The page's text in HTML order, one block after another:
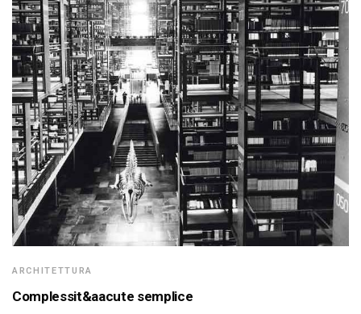
ARCHITETTURA
Complessit&aacute semplice